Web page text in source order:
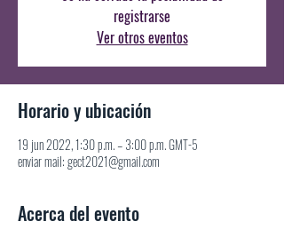
registrarse
Ver otros eventos
Horario y ubicación
19 jun 2022, 1:30 p.m. – 3:00 p.m. GMT-5
enviar mail: gect2021@gmail.com
Acerca del evento